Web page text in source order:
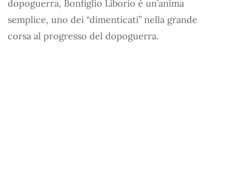
dopoguerra, Bonfiglio Liborio è un’anima
semplice, uno dei “dimenticati” nella grande
corsa al progresso del dopoguerra.